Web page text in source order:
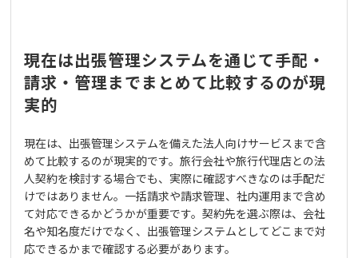
現在は出張管理システムを通じて手配・
請求・管理までまとめて比較するのが現
実的
現在は、出張管理システムを備えた法人向けサービスまで含
めて比較するのが現実的です。旅行会社や旅行代理店との法
人契約を検討する場合でも、実際に確認すべきなのは手配だ
けではありません。一括請求や請求管理、社内運用まで含め
て対応できるかどうかが重要です。契約先を選ぶ際は、会社
名や知名度だけでなく、出張管理システムとしてどこまで対
応できるかまで確認する必要があります。